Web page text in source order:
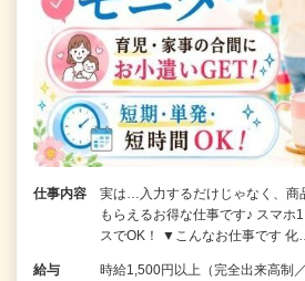
仕事内容
実は…入力するだけじゃなく、商
もらえるお得な仕事です♪ スマホ
スでOK！ ▼こんなお仕事です
給与
時給1,500円以上（完全出来高制